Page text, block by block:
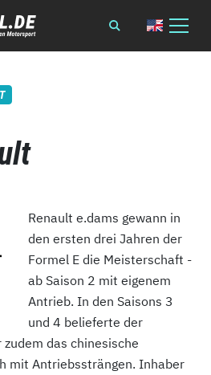
Renault e.dams gewann in
den ersten drei Jahren der
Formel E die Meisterschaft -
ab Saison 2 mit eigenem
Antrieb. In den Saisons 3
und 4 belieferte der
das chinesische
mit Antriebssträngen. Inhaber